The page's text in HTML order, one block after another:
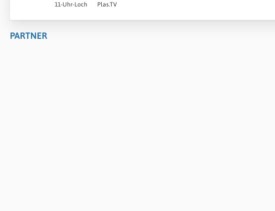
nr
11-Uhr-Loch
Plas.TV
PARTNER